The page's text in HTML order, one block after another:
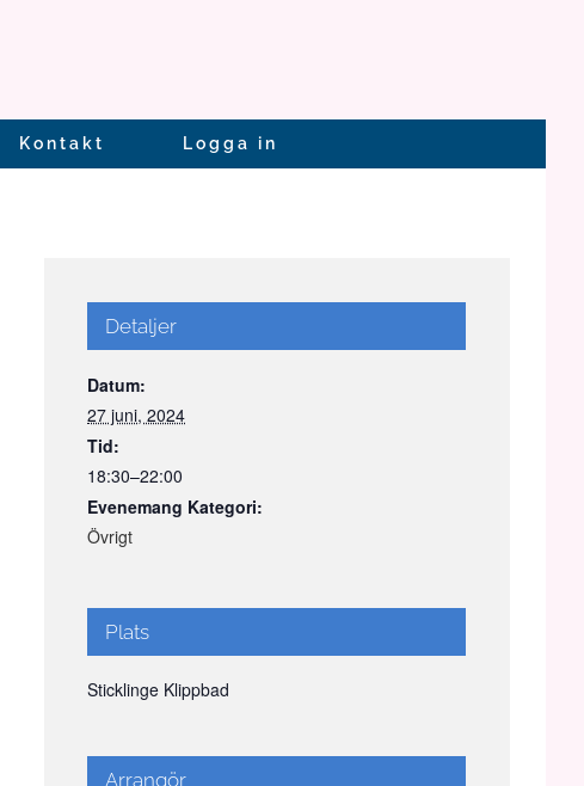
Kontakt Logga in
Detaljer
Datum:
27 juni, 2024
Tid:
18:30–22:00
Evenemang Kategori:
Övrigt
Plats
Sticklinge Klippbad
Arrangör